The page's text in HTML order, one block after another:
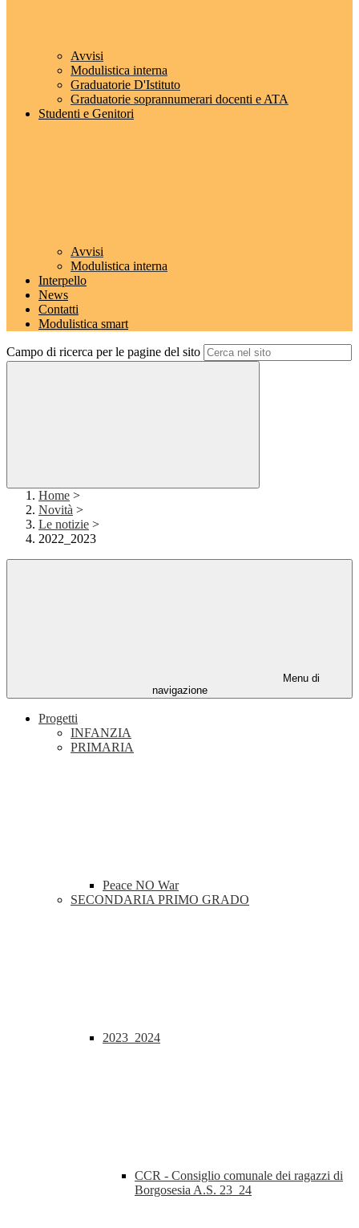
Avvisi
Modulistica interna
Graduatorie D'Istituto
Graduatorie soprannumerari docenti e ATA
Studenti e Genitori
Avvisi
Modulistica interna
Interpello
News
Contatti
Modulistica smart
Campo di ricerca per le pagine del sito
Home >
Novità >
Le notizie >
2022_2023
Menu di
navigazione
Progetti
INFANZIA
PRIMARIA
Peace NO War
SECONDARIA PRIMO GRADO
2023_2024
CCR - Consiglio comunale dei ragazzi di
Borgosesia A.S. 23_24